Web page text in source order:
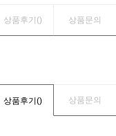
상품후기() 상품문의
상품후기() 상품문의